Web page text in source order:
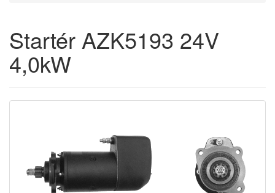
Startér AZK5193 24V
4,0kW